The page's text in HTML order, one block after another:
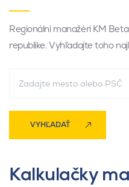
Regionálni manažéri KM
republike. Vyhľadajte toho
VYHĽADAŤ
Kalkulačky